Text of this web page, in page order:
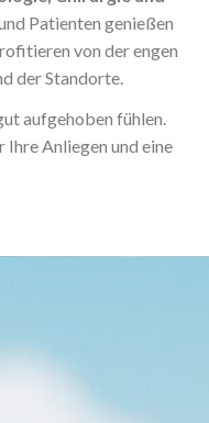
Patienten genießen
von der engen
der Standorte.
aufgehoben fühlen.
Ihre Anliegen und eine